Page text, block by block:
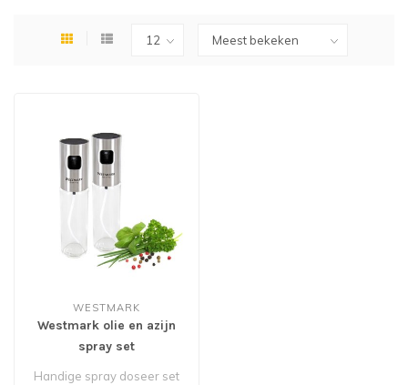
WESTMARK
Westmark olie en azijn
spray set
Handige spray doseer set